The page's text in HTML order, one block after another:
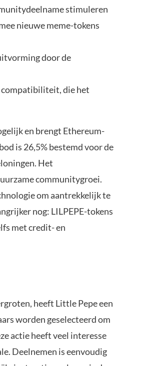
stimuleren
nieuwe meme-tokens
door de
compatibiliteit, die het
en brengt Ethereum-
is 26,5% bestemd voor de
Het
communitygroei.
om aantrekkelijk te
nog: LILPEPE-tokens
met credit- en
heeft Little Pepe een
worden geselecteerd om
actie heeft veel interesse
Deelnemen is eenvoudig